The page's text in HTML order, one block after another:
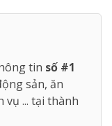
tin số #1
sản, ăn
vụ ... tại thành